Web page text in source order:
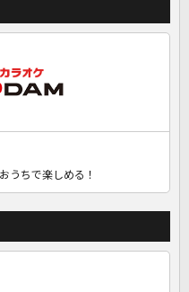
うちで楽しめる！